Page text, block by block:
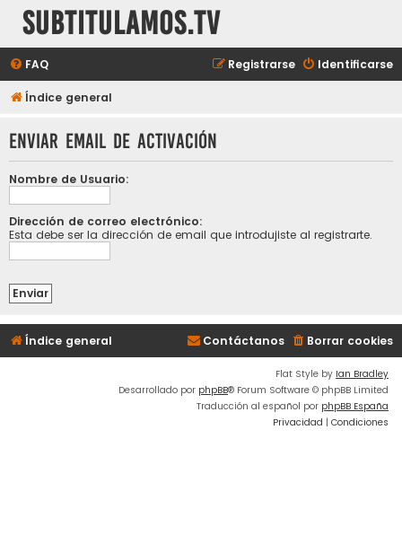
subtitulamos.tv
FAQ Identificarse
Registrarse
Índice general
Enviar email de activación
Nombre de Usuario:
Dirección de correo electrónico:
Esta debe ser la dirección de email que introdujiste al registrarte.
Índice general Borrar cookies
Contáctanos
Flat Style by Ian Bradley
Desarrollado por phpBB® Forum Software © phpBB Limited
Traducción al español por phpBB España
Privacidad | Condiciones